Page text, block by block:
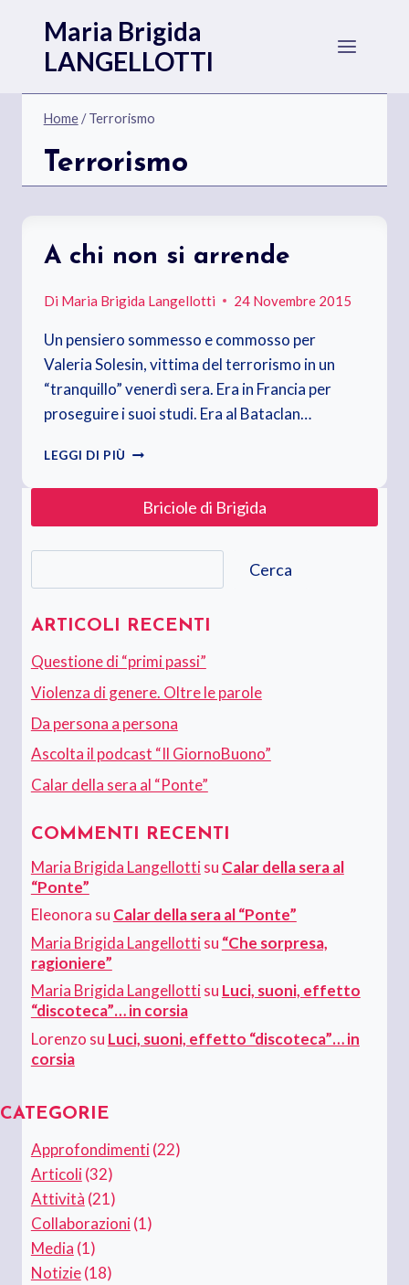
contenuto
Maria Brigida
LANGELLOTTI
Home/ Terrorismo
Terrorismo
A chi non si arrende
Di Maria Brigida Langellotti 24 Novembre 2015
Un pensiero sommesso e commosso per
Valeria Solesin, vittima del terrorismo in un
“tranquillo” venerdì sera. Era in Francia per
proseguire i suoi studi. Era al Bataclan…
LEGGI DI PIÙ
NON
ARRENDE
Briciole di Brigida
Cerca
ARTICOLI RECENTI
Questione di “primi passi”
Violenza di genere. Oltre le parole
Da persona a persona
Ascolta il podcast “Il GiornoBuono”
Calar della sera al “Ponte”
COMMENTI RECENTI
Maria Brigida Langellottisu Calar della sera al
“Ponte”
Eleonora su Calar della sera al “Ponte”
Maria Brigida Langellottisu “Che sorpresa,
ragioniere”
Maria Brigida Langellottisu Luci, suoni, effetto
“discoteca”… in corsia
Lorenzo su Luci, suoni, effetto “discoteca”… in
corsia
CATEGORIE
Approfondimenti(22)
Articoli(32)
Attività (21)
Collaborazioni(1)
Media (1)
Notizie(18)